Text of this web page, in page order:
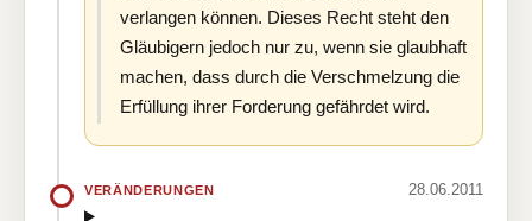
verlangen können. Dieses Recht steht den
Gläubigern jedoch nur zu, wenn sie glaubhaft
machen, dass durch die Verschmelzung die
Erfüllung ihrer Forderung gefährdet wird.
VERÄNDERUNGEN 28.06.2011